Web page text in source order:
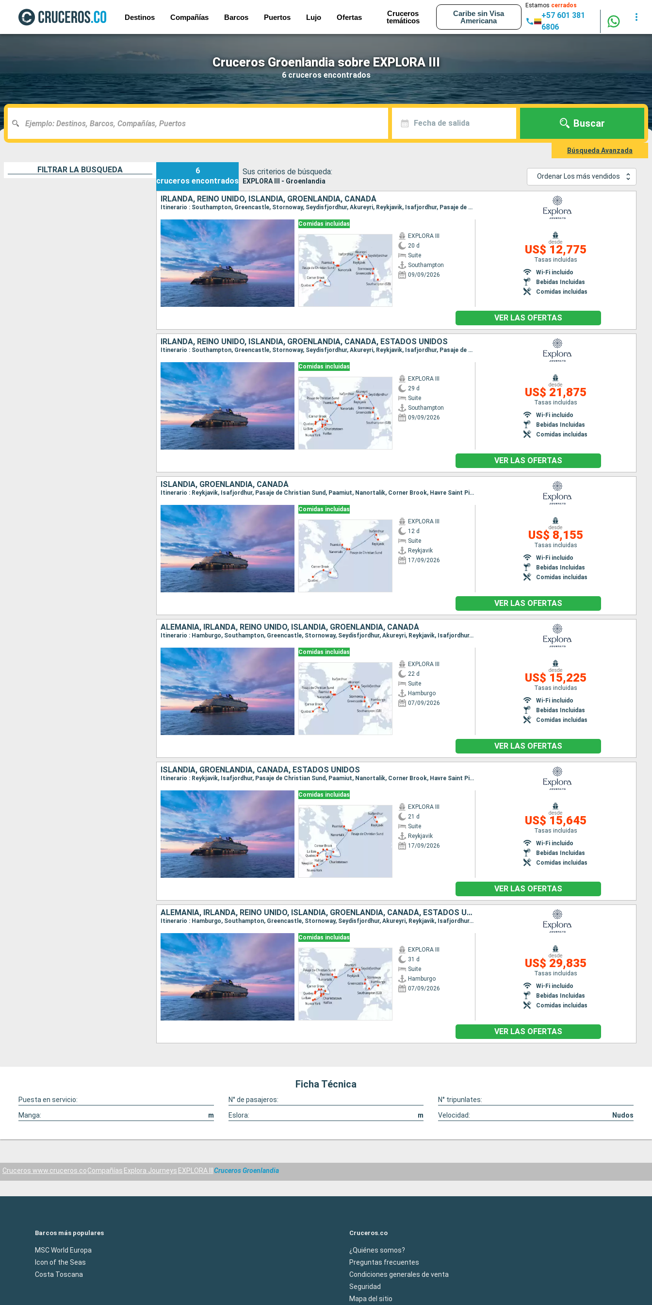
Destinos Compañías Barcos Puertos Lujo Ofertas
Cruceros
temáticos
Caribe sin Visa
Americana
Estamos cerrados
+57 601 381
6806
Cruceros Groenlandia sobre EXPLORA III
6 cruceros encontrados
Fecha de salida Buscar
Búsqueda Avanzada
FILTRAR LA BÚSQUEDA
6
cruceros encontrados
Sus criterios de búsqueda:
EXPLORA III - Groenlandia
Ordenar Los más vendidos
IRLANDA, REINO UNIDO, ISLANDIA, GROENLANDIA, CANADÁ
Itinerario : Southampton, Greencastle, Stornoway, Seydisfjordhur, Akureyri, Reykjavik, Isafjordhur, Pasaje de Christian Sund, Paamiut, Nanortalik, Corner Brook, Havre Saint Pierre, Quebec
Comidas incluidas
EXPLORA III
20 d
Suite
Southampton
09/09/2026
desde
US$ 12,775
Tasas incluidas
Wi-Fi incluido
Bebidas Incluidas
Comidas incluidas
VER LAS OFERTAS
IRLANDA, REINO UNIDO, ISLANDIA, GROENLANDIA, CANADÁ, ESTADOS UNIDOS
Itinerario : Southampton, Greencastle, Stornoway, Seydisfjordhur, Akureyri, Reykjavik, Isafjordhur, Pasaje de Christian Sund, Paamiut, Nanortalik, Corner Brook, Havre Saint Pierre, Quebec, |La baie, Siete Islas, Charlottetown, Sidney, Halifax, Newport, Nueva York
Comidas incluidas
EXPLORA III
29 d
Suite
Southampton
09/09/2026
desde
US$ 21,875
Tasas incluidas
Wi-Fi incluido
Bebidas Incluidas
Comidas incluidas
VER LAS OFERTAS
ISLANDIA, GROENLANDIA, CANADÁ
Itinerario : Reykjavik, Isafjordhur, Pasaje de Christian Sund, Paamiut, Nanortalik, Corner Brook, Havre Saint Pierre, Quebec
Comidas incluidas
EXPLORA III
12 d
Suite
Reykjavik
17/09/2026
desde
US$ 8,155
Tasas incluidas
Wi-Fi incluido
Bebidas Incluidas
Comidas incluidas
VER LAS OFERTAS
ALEMANIA, IRLANDA, REINO UNIDO, ISLANDIA, GROENLANDIA, CANADÁ
Itinerario : Hamburgo, Southampton, Greencastle, Stornoway, Seydisfjordhur, Akureyri, Reykjavik, Isafjordhur, Pasaje de Christian Sund, Paamiut, Nanortalik, Corner Brook, Havre Saint Pierre, Quebec
Comidas incluidas
EXPLORA III
22 d
Suite
Hamburgo
07/09/2026
desde
US$ 15,225
Tasas incluidas
Wi-Fi incluido
Bebidas Incluidas
Comidas incluidas
VER LAS OFERTAS
ISLANDIA, GROENLANDIA, CANADÁ, ESTADOS UNIDOS
Itinerario : Reykjavik, Isafjordhur, Pasaje de Christian Sund, Paamiut, Nanortalik, Corner Brook, Havre Saint Pierre, Quebec, |La baie, Siete Islas, Charlottetown, Sidney, Halifax, Newport, Nueva York
Comidas incluidas
EXPLORA III
21 d
Suite
Reykjavik
17/09/2026
desde
US$ 15,645
Tasas incluidas
Wi-Fi incluido
Bebidas Incluidas
Comidas incluidas
VER LAS OFERTAS
ALEMANIA, IRLANDA, REINO UNIDO, ISLANDIA, GROENLANDIA, CANADÁ, ESTADOS UNIDOS
Itinerario : Hamburgo, Southampton, Greencastle, Stornoway, Seydisfjordhur, Akureyri, Reykjavik, Isafjordhur, Pasaje de Christian Sund, Paamiut, Nanortalik, Corner Brook, Havre Saint Pierre, Quebec, |La baie, Siete Islas, Charlottetown, Sidney, Halifax, Newport, Nueva York
Comidas incluidas
EXPLORA III
31 d
Suite
Hamburgo
07/09/2026
desde
US$ 29,835
Tasas incluidas
Wi-Fi incluido
Bebidas Incluidas
Comidas incluidas
VER LAS OFERTAS
Ficha Técnica
Puesta en servicio: N° de pasajeros:
N° tripunlates:
Manga:
m Eslora: m Velocidad: Nudos
Cruceros www.cruceros.coCompañías Explora Journeys EXPLORA III Cruceros Groenlandia
Barcos más populares
MSC World Europa
Icon of the Seas
Costa Toscana
Cruceros.co
¿Quiénes somos?
Preguntas frecuentes
Condiciones generales de venta
Seguridad
Mapa del sitio